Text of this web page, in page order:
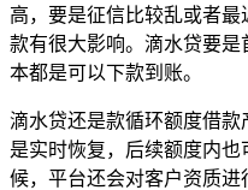
高，要是征信比较乱或者
款有很大影响。滴水贷要
本都是可以下款到账。
滴水贷还是款循环额度借
是实时恢复，后续额度内
候，平台还会对客户资质